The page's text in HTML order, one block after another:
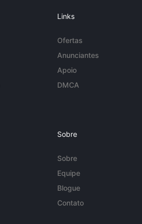
Links
Ofertas
Anunciantes
Apoio
DMCA
Sobre
Sobre
Equipe
Blogue
Contato